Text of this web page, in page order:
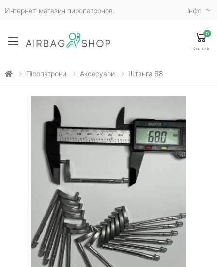
Интернет-магазин пиропатронов. Iнфо
Toggle mobile menu
0
Кошик
Піропатрони Аксесуари Штанга 68